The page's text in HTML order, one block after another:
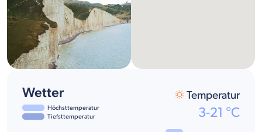
Wetter
Höchsttemperatur
Tiefsttemperatur
Temperatur
3-21 °C